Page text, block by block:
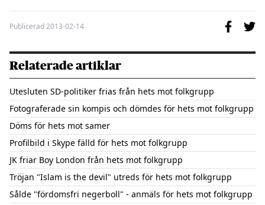
Publicerad2013-02-14
Relaterade artiklar
Utesluten SD-politiker frias från hets mot folkgrupp
Fotograferade sin kompis och dömdes för hets mot folkgrupp
Döms för hets mot samer
Profilbild i Skype fälld för hets mot folkgrupp
JK friar Boy London från hets mot folkgrupp
Tröjan "Islam is the devil" utreds för hets mot folkgrupp
Sålde "fördomsfri negerboll" - anmäls för hets mot folkgrupp